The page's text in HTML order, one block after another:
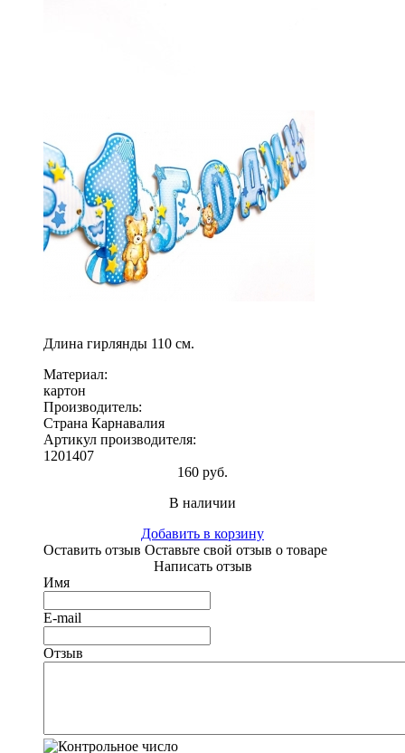
Длина гирлянды 110 см.
Материал:
картон
Производитель:
Страна Карнавалия
Артикул производителя:
1201407
160 руб.
В наличии
Добавить в корзину
Оставить отзыв Оставьте свой отзыв о товаре
Написать отзыв
Имя
E-mail
Отзыв